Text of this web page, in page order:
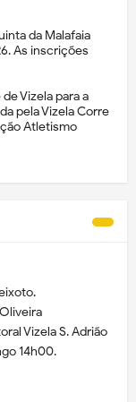
da Malafaia
As inscrições
de Vizela para a
pela Vizela Corre
Atletismo
Vizela S. Adrião
14h00.